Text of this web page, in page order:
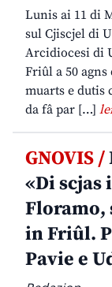
Lunis ai 11 di
sul Cjiscjel di
Arcidiocesi di
Friûl a 50
muarts e dutis
da fâ par […]
GNOVIS /
«Di scjas
Floramo,
in Friûl.
Pavie e